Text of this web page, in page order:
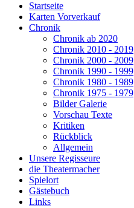
Startseite
Karten Vorverkauf
Chronik
Chronik ab 2020
Chronik 2010 - 2019
Chronik 2000 - 2009
Chronik 1990 - 1999
Chronik 1980 - 1989
Chronik 1975 - 1979
Bilder Galerie
Vorschau Texte
Kritiken
Rückblick
Allgemein
Unsere Regisseure
die Theatermacher
Spielort
Gästebuch
Links